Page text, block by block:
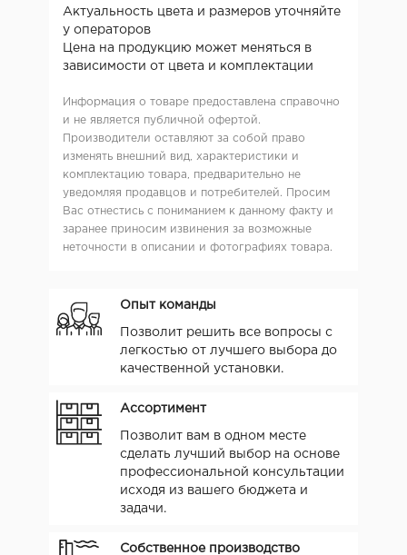
Актуальность цвета и размеров уточняйте
у операторов
Цена на продукцию может меняться в
зависимости от цвета и комплектации
Информация о товаре предоставлена справочно
и не является публичной офертой.
Производители оставляют за собой право
изменять внешний вид, характеристики и
комплектацию товара, предварительно не
уведомляя продавцов и потребителей. Просим
Вас отнестись с пониманием к данному факту и
заранее приносим извинения за возможные
неточности в описании и фотографиях товара.
Опыт команды
Позволит решить все вопросы с
легкостью от лучшего выбора до
качественной установки.
Ассортимент
Позволит вам в одном месте
сделать лучший выбор на основе
профессиональной консультации
исходя из вашего бюджета и
задачи.
Собственное производство